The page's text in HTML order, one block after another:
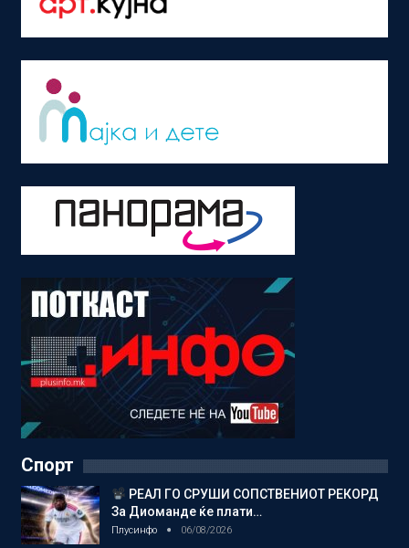
Спорт
РЕАЛ ГО СРУШИ СОПСТВЕНИОТ РЕКОРД
За Диоманде ќе плати…
Плусинфо 06/08/2026